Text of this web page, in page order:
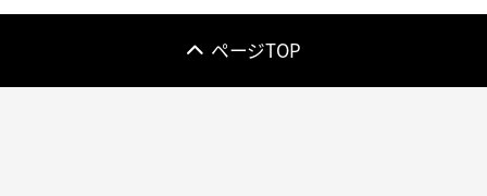
ページTOP